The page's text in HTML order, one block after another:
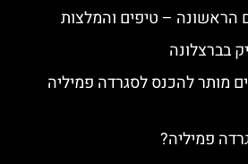
הראשונה – טיפים והמלצות
בברצלונה
מותר להכנס לסגרדה פמיליה
פמיליה?